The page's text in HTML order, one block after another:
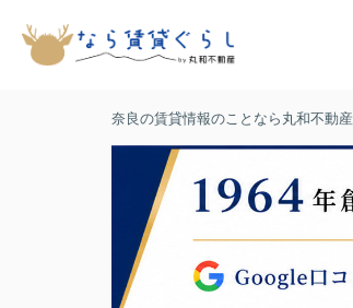
奈良の賃貸情報のことなら丸和不動産